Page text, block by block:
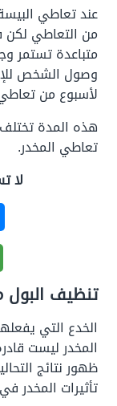
من التعاطي لكن
وصول الشخص
لأسبوع من
هذه المدة
تعاطي المخدر.
لا
تنظيف البول
الخدع التي
المخدر ليست
ظهور نتائج
تأثيرات المخدر